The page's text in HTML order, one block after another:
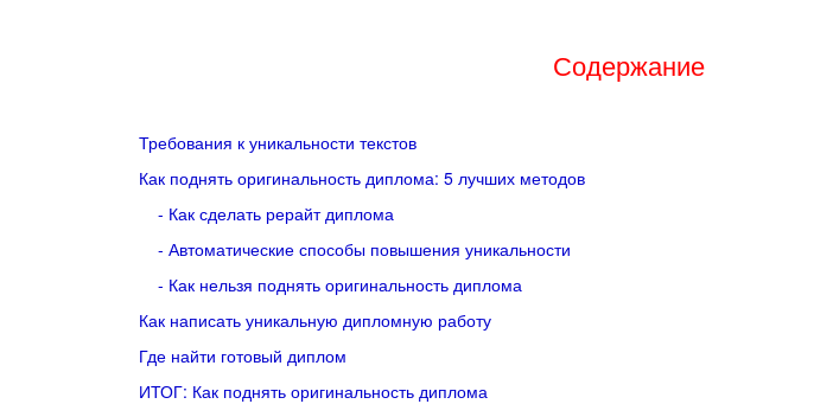
Содержание
Требования к уникальности текстов
Как поднять оригинальность диплома: 5 лучших методов
- Как сделать рерайт диплома
- Автоматические способы повышения уникальности
- Как нельзя поднять оригинальность диплома
Как написать уникальную дипломную работу
Где найти готовый диплом
ИТОГ: Как поднять оригинальность диплома